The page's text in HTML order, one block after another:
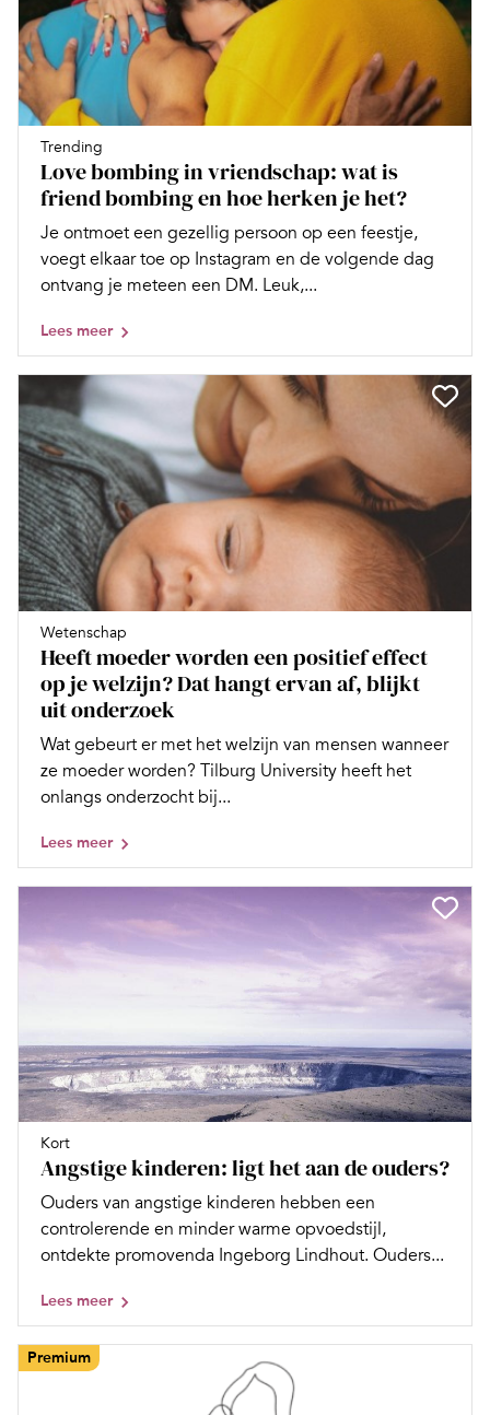
Trending
Love bombing in vriendschap: wat is
friend bombing en hoe herken je het?
Je ontmoet een gezellig persoon op een feestje,
voegt elkaar toe op Instagram en de volgende dag
ontvang je meteen een DM. Leuk,...
Lees meer
Wetenschap
Heeft moeder worden een positief effect
op je welzijn? Dat hangt ervan af, blijkt
uit onderzoek
Wat gebeurt er met het welzijn van mensen wanneer
ze moeder worden? Tilburg University heeft het
onlangs onderzocht bij...
Lees meer
Kort
Angstige kinderen: ligt het aan de ouders?
Ouders van angstige kinderen hebben een
controlerende en minder warme opvoedstijl,
ontdekte promovenda Ingeborg Lindhout. Ouders...
Lees meer
Premium